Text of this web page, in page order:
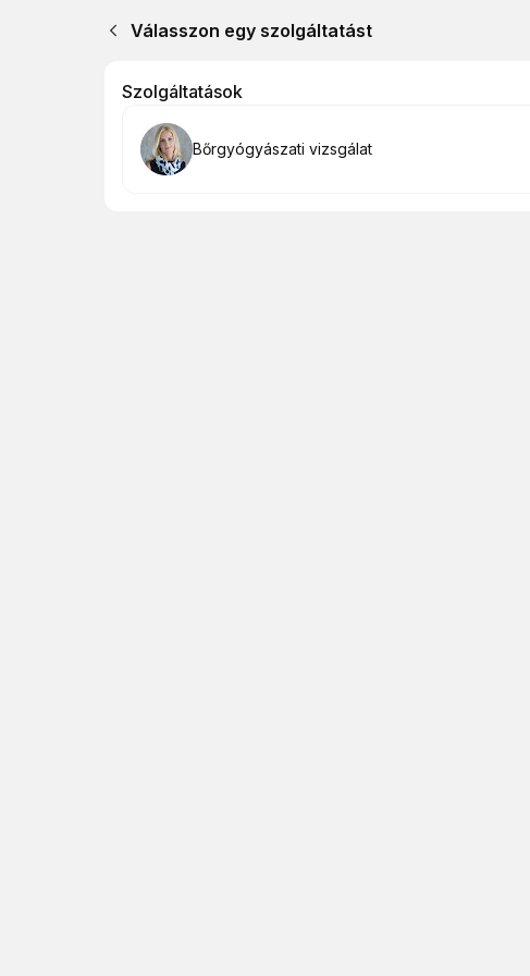
Válasszon egy szolgáltatást
Szolgáltatások
Foglalás
Bőrgyógyászati vizsgálat